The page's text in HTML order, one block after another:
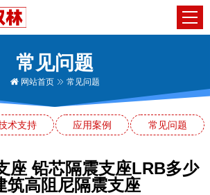
常见问题
网站首页 常见问题
术支持 应用案例 常见问题
座 铅芯隔震支座LRB多少
筑高阻尼隔震支座